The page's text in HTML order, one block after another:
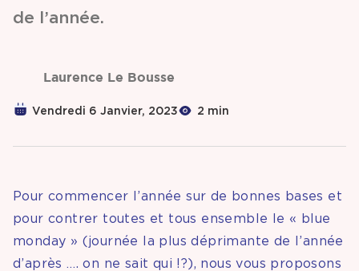
de l’année.
Laurence Le Bousse
Vendredi 6 Janvier, 2023 2 min
Pour commencer l’année sur de bonnes bases et
pour contrer toutes et tous ensemble le « blue
monday » (journée la plus déprimante de l’année
d’après …. on ne sait qui !?), nous vous proposons